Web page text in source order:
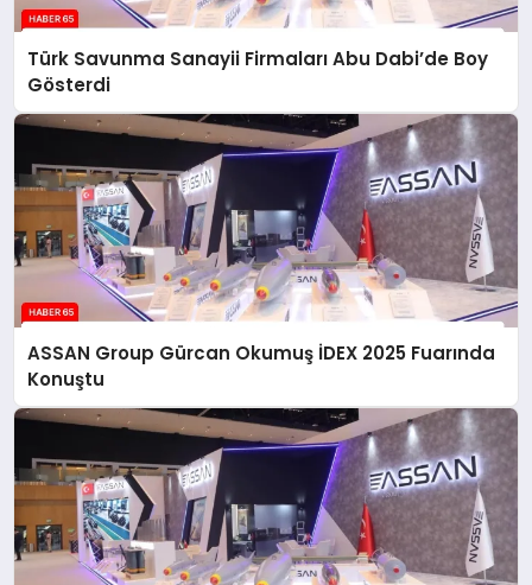
Türk Savunma Sanayii Firmaları Abu Dabi’de Boy
Gösterdi
ASSAN Group Gürcan Okumuş İDEX 2025 Fuarında
Konuştu